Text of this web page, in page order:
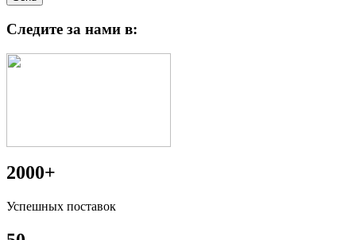
Следите за нами в:
2000+
Успешных поставок